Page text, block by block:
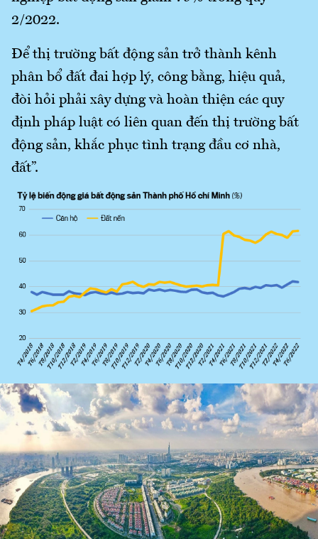
2/2022.
Để thị trường bất động sản trở thành kênh
phân bổ đất đai hợp lý, công bằng, hiệu quả,
đòi hỏi phải xây dựng và hoàn thiện các quy
định pháp luật có liên quan đến thị trường bất
động sản, khắc phục tình trạng đầu cơ nhà,
đất”.